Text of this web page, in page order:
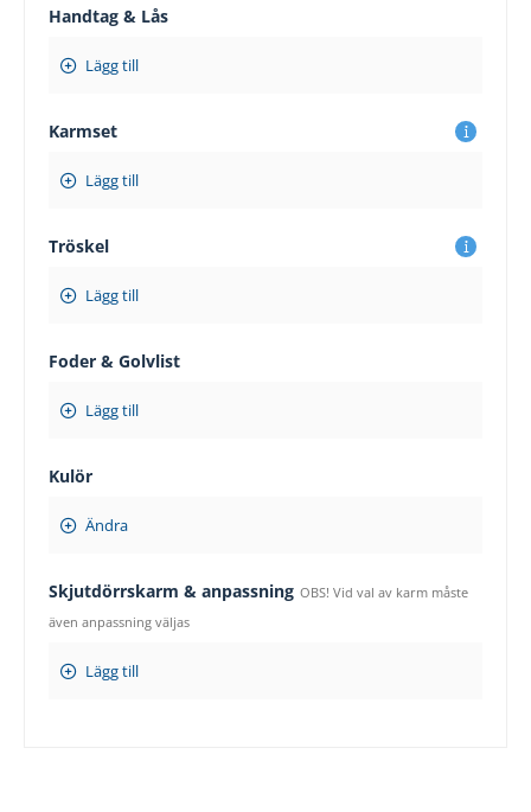
Handtag & Lås
Lägg till
Karmset
Lägg till
Tröskel
Lägg till
Foder & Golvlist
Lägg till
Kulör
Ändra
Skjutdörrskarm & anpassning OBS! Vid val av karm måste
även anpassning väljas
Lägg till